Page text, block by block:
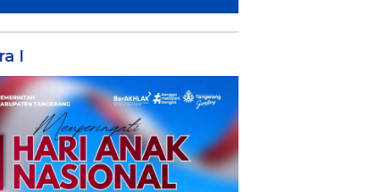
I